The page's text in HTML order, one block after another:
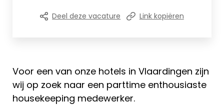
Voor een van onze hotels in Vlaardingen zijn
wij op zoek naar een parttime enthousiaste
housekeeping medewerker.
Deel deze vacature Link kopiëren